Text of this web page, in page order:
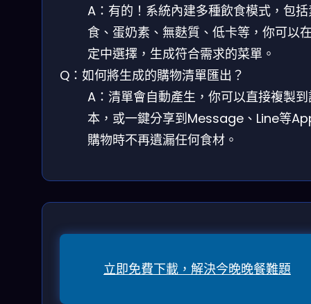
A：有的！系統內建多種飲食模式，包
食、蛋奶素、無麩質、低卡等，你可以
定中選擇，生成符合需求的菜單。
Q：如何將生成的購物清單匯出？
A：清單會自動產生，你可以直接複製
本，或一鍵分享到Message、Line等
購物時不再遺漏任何食材。
立即免費下載，解決今晚晚餐難題